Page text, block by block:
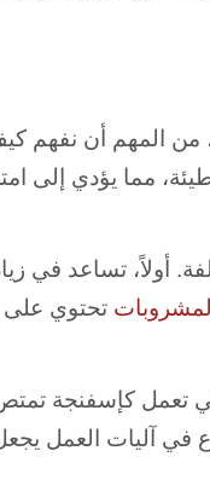
من المهم أن نفهم
مما يؤدي إلى
أولاً، تساعد في
المشروبات تحتوي على
تعمل كإسفنجة
في آليات العمل